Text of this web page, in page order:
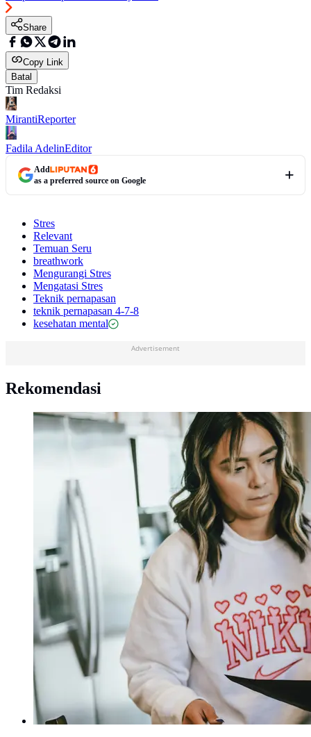
Share
Copy Link
Batal
Tim Redaksi
MirantiReporter
Fadila AdelinEditor
Add
as a preferred source on Google
Stres
Relevant
Temuan Seru
breathwork
Mengurangi Stres
Mengatasi Stres
Teknik pernapasan
teknik pernapasan 4-7-8
kesehatan mental
Advertisement
Rekomendasi